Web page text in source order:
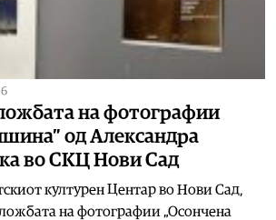
на фотографии
од Александра
во СКЦ Нови Сад
културен Центар во Нови Сад,
на фотографии „Осончена